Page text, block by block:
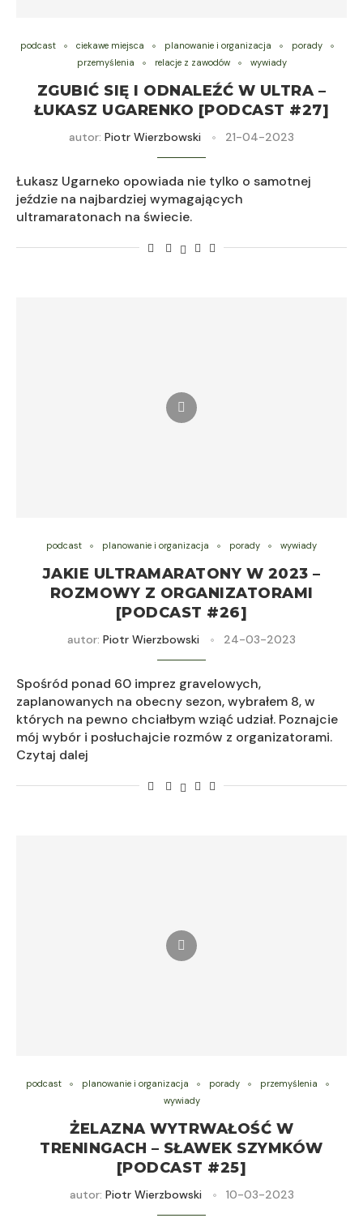
podcast ciekawe miejsca planowanie i organizacja
porady
przemyślenia
relacje z zawodów wywiady
ZGUBIĆ SIĘ I ODNALEŹĆ W ULTRA –
ŁUKASZ UGARENKO [PODCAST #27]
autor: Piotr Wierzbowski 21-04-2023
Łukasz Ugarneko opowiada nie tylko o samotnej
jeździe na najbardziej wymagających
ultramaratonach na świecie.
podcast planowanie i organizacja porady wywiady
JAKIE ULTRAMARATONY W 2023 –
ROZMOWY Z ORGANIZATORAMI
[PODCAST #26]
autor: Piotr Wierzbowski 24-03-2023
Spośród ponad 60 imprez gravelowych,
zaplanowanych na obecny sezon, wybrałem 8, w
których na pewno chciałbym wziąć udział. Poznajcie
mój wybór i posłuchajcie rozmów z organizatorami.
Czytaj dalej
podcast planowanie i organizacja porady
przemyślenia
wywiady
ŻELAZNA WYTRWAŁOŚĆ W
TRENINGACH – SŁAWEK SZYMKÓW
[PODCAST #25]
autor: Piotr Wierzbowski 10-03-2023